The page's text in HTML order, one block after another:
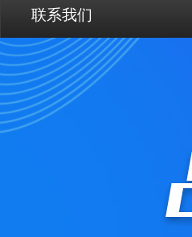
联系我们